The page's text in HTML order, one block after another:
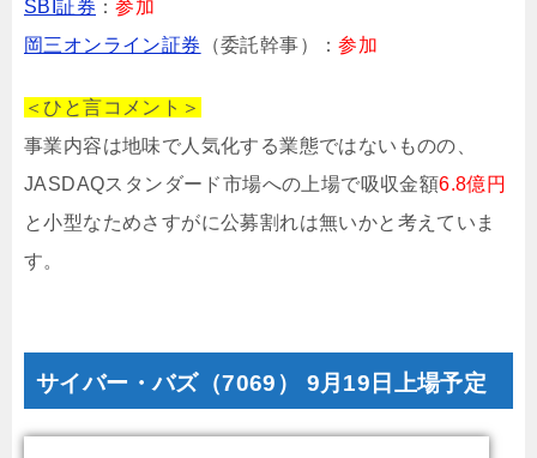
SBI証券 ：参加
岡三オンライン証券 （委託幹事）：参加
＜ひと言コメント＞
事業内容は地味で人気化する業態ではないものの、
JASDAQスタンダード市場への上場で吸収金額6.8億円
と小型なためさすがに公募割れは無いかと考えていま
す。
サイバー・バズ（7069） 9月19日上場予定